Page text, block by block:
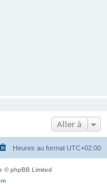
Aller à
Heures au format UTC+02:00
© phpBB Limited